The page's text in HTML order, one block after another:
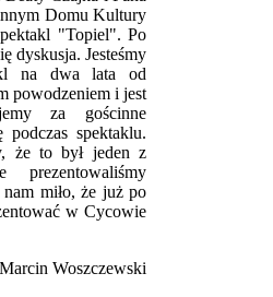
Domu Kultury
"Topiel". Po
dyskusja. Jesteśmy
na dwa lata od
powodzeniem i jest
za gościnne
podczas spektaklu.
że to był jeden z
prezentowaliśmy
miło, że już po
w Cycowie
Marcin Woszczewski